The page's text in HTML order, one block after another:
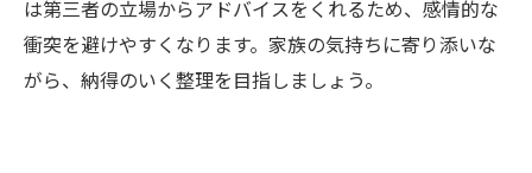
は第三者の立場からアドバイスをくれるため、感情的な
衝突を避けやすくなります。家族の気持ちに寄り添いな
がら、納得のいく整理を目指しましょう。